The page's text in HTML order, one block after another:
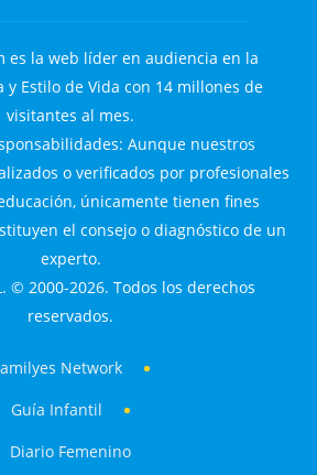
es la web líder en audiencia en la
y Estilo de Vida con 14 millones de
visitantes al mes.
Aunque nuestros
o verificados por profesionales
únicamente tienen fines
el consejo o diagnóstico de un
experto.
© 2000-2026. Todos los derechos
reservados.
Network
Guía Infantil
Diario Femenino